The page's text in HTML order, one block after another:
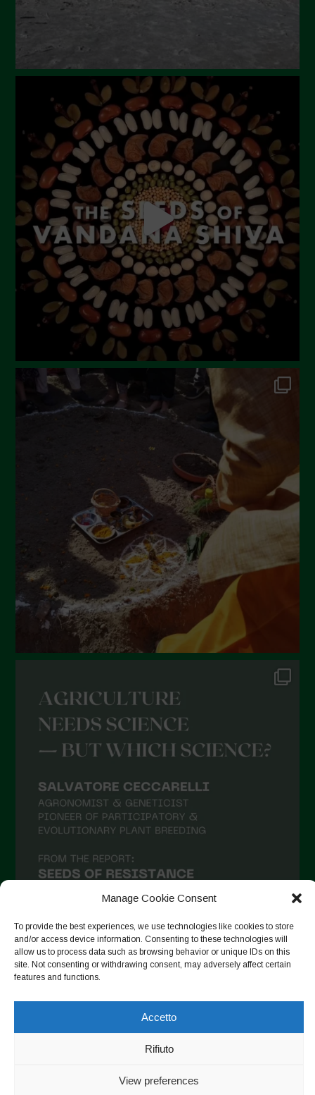
Manage Cookie Consent
To provide the best experiences, we use technologies like cookies to store
and/or access device information. Consenting to these technologies will
allow us to process data such as browsing behavior or unique IDs on this
site. Not consenting or withdrawing consent, may adversely affect certain
features and functions.
Accetto
Rifiuto
View preferences
Febbraio 2024
Ottobre 2023
Settembre 2023
Agosto 2023
Luglio 2023
Giugno 2023
Maggio 2023
Aprile 2023
Marzo 2023
Febbraio 2023
Dicembre 2022
Novembre 2022
Ottobre 2022
Settembre 2022
Aprile 2022
Marzo 2022
Febbraio 2022
Gennaio 2022
Dicembre 2021
Novembre 2021
Settembre 2021
Agosto 2021
Luglio 2021
Aprile 2021
Febbraio 2021
Novembre 2020
Ottobre 2020 Segui su Instagram
Copyright © 2026. All rights reserved.Privacy Policy-